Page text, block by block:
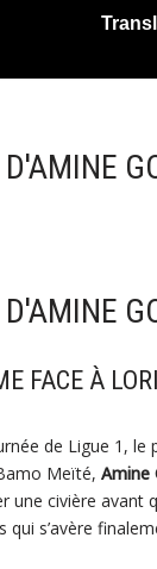
FACE À
de Ligue 1,
Meïté, Amine
civière avant
s’avère